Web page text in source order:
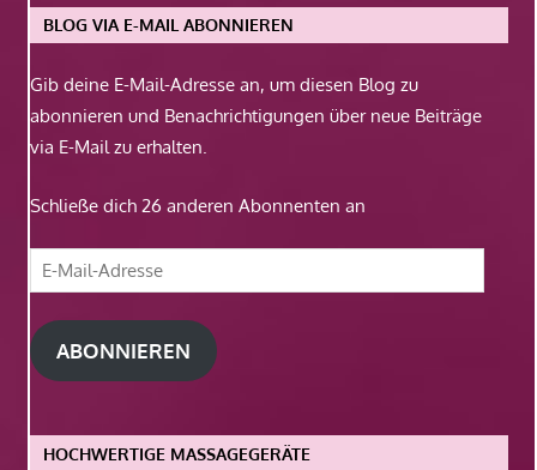
BLOG VIA E-MAIL ABONNIEREN
Gib deine E-Mail-Adresse an, um diesen Blog zu
abonnieren und Benachrichtigungen über neue Beiträge
via E-Mail zu erhalten.
Schließe dich 26 anderen Abonnenten an
E-
Mail-
Adresse
ABONNIEREN
HOCHWERTIGE MASSAGEGERÄTE